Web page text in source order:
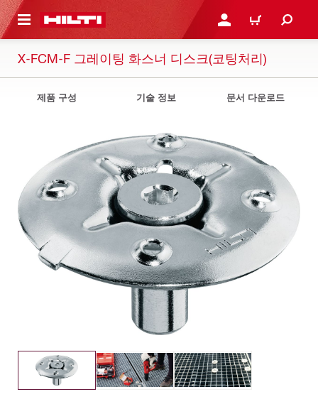
으로 건너뛰기 로그인 또는 회원가입
장바구니
X-FCM-F 그레이팅 화스너 디스크(코팅처리)
제품 구성 기술 정보 문서 다운로드